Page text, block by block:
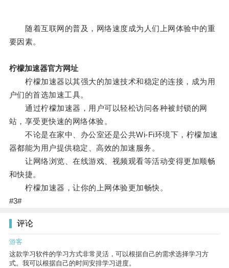
随着互联网的普及，网络速度成为人们上网体验中的重
要因素。
柠檬加速器官方网址
柠檬加速器以其强大的加速技术和稳定的连接，成为用
户们的首选加速工具。
通过柠檬加速器，用户可以轻松访问各种被封锁的网
站，享受更快速的网络体验。
不论是在家中、办公室还是公共Wi-Fi环境下，柠檬加速
器都能为用户提供稳定、高效的加速服务。
让网络浏览、在线游戏、视频观看等活动变得更加顺畅
和快捷。
柠檬加速器，让你的上网体验更加畅快。
#3#
评论
游客
这款学习软件的学习方式非常灵活，可以根据自己的需求选择学习方
式。我可以根据自己的时间安排学习进度。